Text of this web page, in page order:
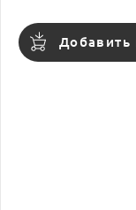
Добавить